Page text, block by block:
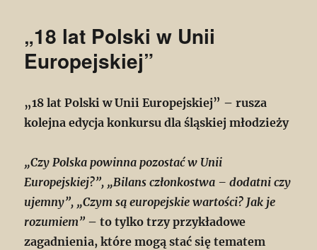
„18 lat Polski w Unii
Europejskiej”
„18 lat Polski w Unii Europejskiej” – rusza
kolejna edycja konkursu dla śląskiej młodzieży
„Czy Polska powinna pozostać w Unii
Europejskiej?”, „Bilans członkostwa – dodatni czy
ujemny”, „Czym są europejskie wartości? Jak je
rozumiem” – to tylko trzy przykładowe
zagadnienia, które mogą stać się tematem